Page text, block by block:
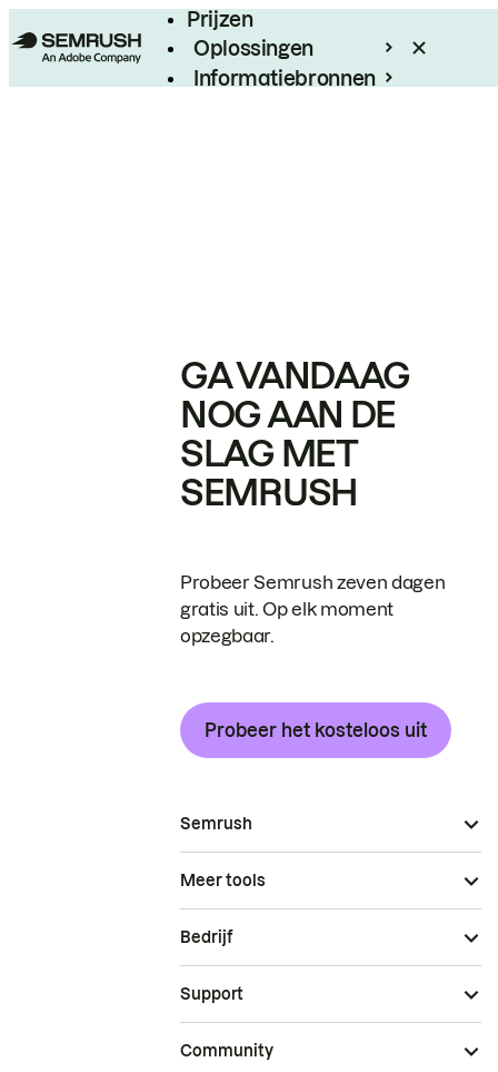
Prijzen
Oplossingen
Informatiebronnen
GA VANDAAG
NOG AAN DE
SLAG MET
SEMRUSH
Probeer Semrush zeven dagen
gratis uit. Op elk moment
opzegbaar.
Probeer het kosteloos uit
Semrush
Meer tools
Bedrijf
Support
Community